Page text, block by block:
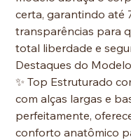
certa, garantindo até
transparências para
total liberdade e
Destaques do
✨ Top Estruturado
com alças largas e
perfeitamente,
conforto anatômico